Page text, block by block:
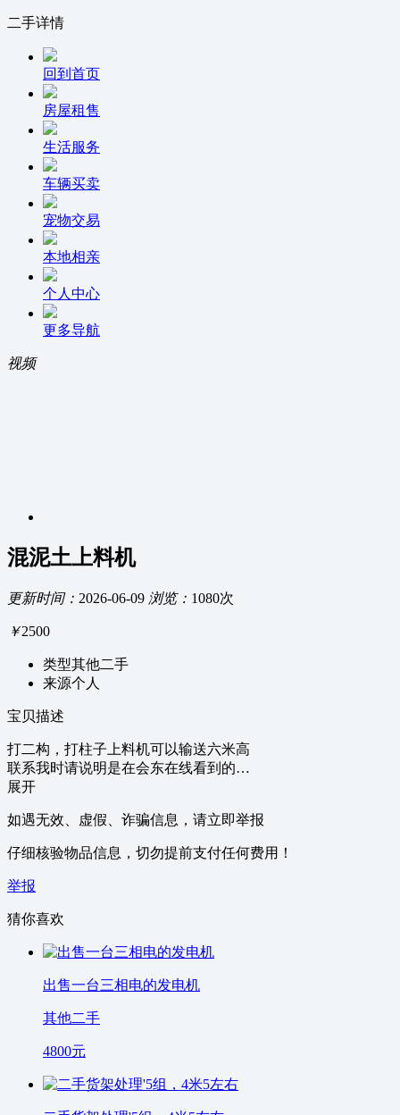
二手详情
回到首页
房屋租售
生活服务
车辆买卖
宠物交易
本地相亲
个人中心
更多导航
视频
混泥土上料机
更新时间： 2026-06-09 浏览： 1080次
￥2500
类型其他二手
来源个人
宝贝描述
打二构，打柱子上料机可以输送六米高
联系我时请说明是在会东在线看到的…
展开
如遇无效、虚假、诈骗信息，请立即举报
仔细核验物品信息，切勿提前支付任何费用！
举报
猜你喜欢
出售一台三相电的发电机
其他二手
4800元